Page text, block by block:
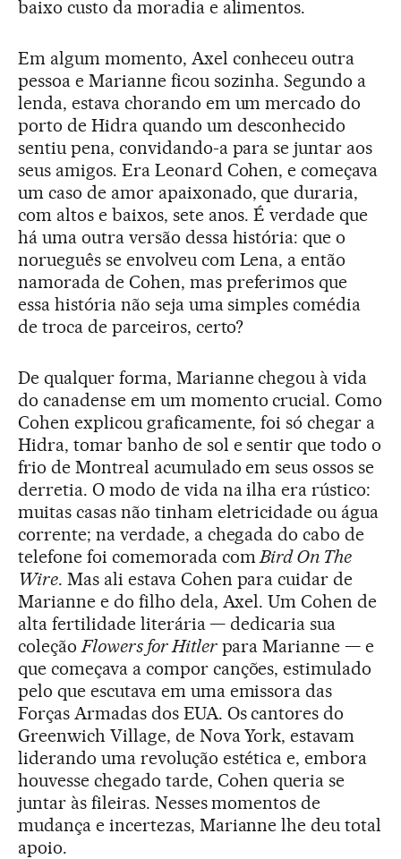
baixo custo da moradia e alimentos.
Em algum momento, Axel conheceu outra
pessoa e Marianne ficou sozinha. Segundo a
lenda, estava chorando em um mercado do
porto de Hidra quando um desconhecido
sentiu pena, convidando-a para se juntar aos
seus amigos. Era Leonard Cohen, e começava
um caso de amor apaixonado, que duraria,
com altos e baixos, sete anos. É verdade que
há uma outra versão dessa história: que o
norueguês se envolveu com Lena, a então
namorada de Cohen, mas preferimos que
essa história não seja uma simples comédia
de troca de parceiros, certo?
De qualquer forma, Marianne chegou à vida
do canadense em um momento crucial. Como
Cohen explicou graficamente, foi só chegar a
Hidra, tomar banho de sol e sentir que todo o
frio de Montreal acumulado em seus ossos se
derretia. O modo de vida na ilha era rústico:
muitas casas não tinham eletricidade ou água
corrente; na verdade, a chegada do cabo de
telefone foi comemorada comBird On The
Wire. Mas ali estava Cohen para cuidar de
Marianne e do filho dela, Axel. Um Cohen de
alta fertilidade literária — dedicaria sua
coleçãoFlowers for Hitlerpara Marianne — e
que começava a compor canções, estimulado
pelo que escutava em uma emissora das
Forças Armadas dos EUA. Os cantores do
Greenwich Village, de Nova York, estavam
liderando uma revolução estética e, embora
houvesse chegado tarde, Cohen queria se
juntar às fileiras. Nesses momentos de
mudança e incertezas, Marianne lhe deu total
apoio.